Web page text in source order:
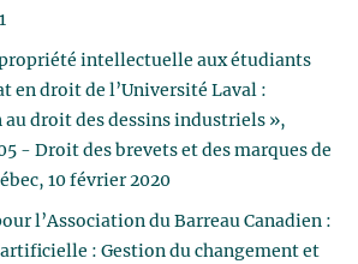
intellectuelle aux étudiants
en droit de l’Université Laval :
droit des dessins industriels »,
- Droit des brevets et des marques de
10 février 2020
l’Association du Barreau Canadien :
: Gestion du changement et